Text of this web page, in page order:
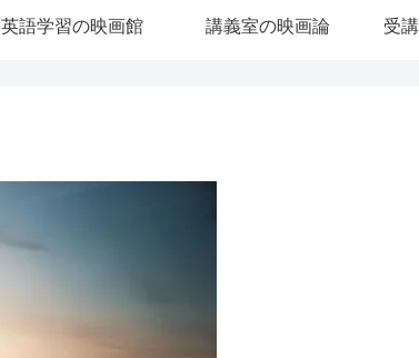
英語学習の映画館 講義室の映画論 受